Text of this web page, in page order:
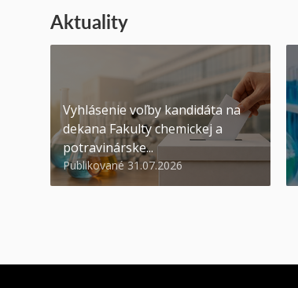
Aktuality
Vyhlásenie voľby kandidáta na
dekana Fakulty chemickej a
potravinárske...
Publikované 31.07.2026